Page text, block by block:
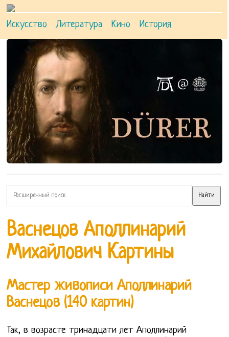
Искусство Литература Кино История
Васнецов Аполлинарий
Михайлович Картины
Мастер живописи Аполлинарий
Васнецов (140 картин)
Так, в возрасте тринадцати лет Аполлинарий